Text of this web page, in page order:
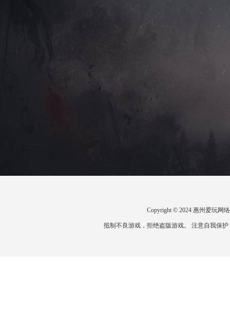
Copyright © 2024 惠州爱玩网
抵制不良游戏，拒绝盗版游戏。 注意自我保